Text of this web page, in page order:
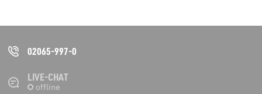
02065-997-0
LIVE-CHAT